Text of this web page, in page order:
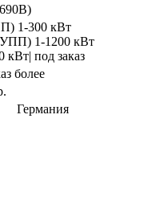
1-300 кВт
1-1200 кВт
под заказ
более
Германия